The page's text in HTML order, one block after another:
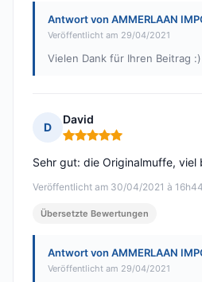
Antwort von AMMERLAAN
Veröffentlicht am 29/04/2021
Vielen Dank für Ihren Beitrag :)
D
David
Hinweis: 5 von 5
Veröffentlicht am 30/04/2021 à 16h44
Sehr gut: die Originalmuffe,
Übersetzte Bewertungen
Antwort von AMMERLAAN
Veröffentlicht am 29/04/2021